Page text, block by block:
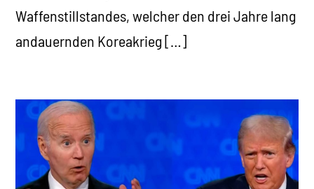
Waffenstillstandes, welcher den drei Jahre lang
andauernden Koreakrieg […]